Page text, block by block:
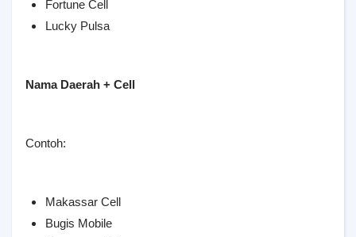
Fortune Cell
Lucky Pulsa
Nama Daerah + Cell
Contoh:
Makassar Cell
Bugis Mobile